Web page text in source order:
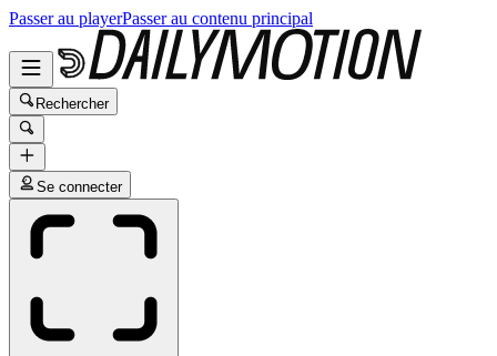
Passer au playerPasser au contenu principal
Rechercher
Se connecter